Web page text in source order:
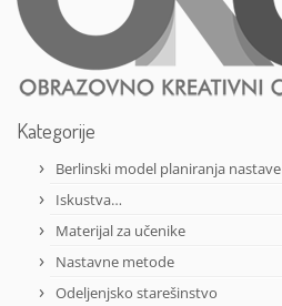
Kategorije
Berlinski model planiranja nastave
Iskustva…
Materijal za učenike
Nastavne metode
Odeljenjsko starešinstvo